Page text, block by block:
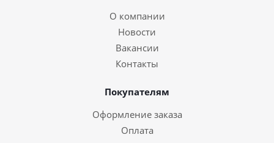
О компании
Новости
Вакансии
Контакты
Покупателям
Оформление заказа
Оплата